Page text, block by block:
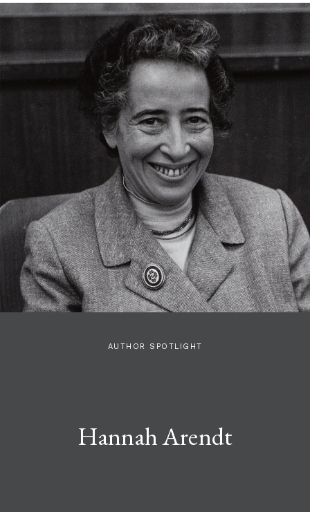
AUTHOR SPOTLIGHT
Hannah Arendt